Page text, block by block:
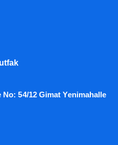
54/12 Gimat Yenimahalle